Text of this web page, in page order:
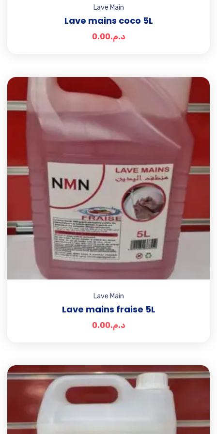
Lave Main
Lave mains coco 5L
د.م.0.00
Add
Lave Main
Lave mains fraise 5L
د.م.0.00